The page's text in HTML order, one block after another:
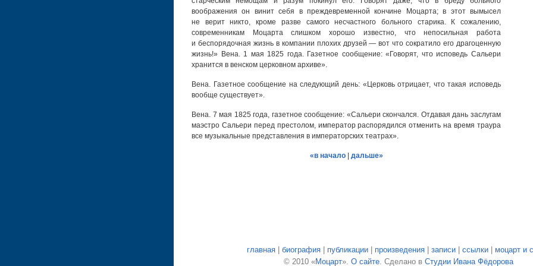
воображения он винит себя в преждевременной кончине Моцарта; в этот вымысел
не верит никто, кроме разве самого несчастного больного старика. К сожалению,
современникам Моцарта слишком хорошо известно, что непосильная работа
и беспорядочная жизнь в компании плохих друзей — вот что сократило его драгоценную
жизнь!» Вена. 1 мая 1825 года. Газетное сообщение: «Говорят, что исповедь Сальери
хранится в венском церковном архиве».
Вена. Газетное сообщение на следующий день: «Церковь отрицает, что такая исповедь
вообще существует».
Вена. 7 мая 1825 года, газетное сообщение: «Сальери скончался. Отдавая дань заслугам
маэстро Сальери перед престолом, император распорядился отменить на время траура
все музыкальные представления в императорских театрах».
«в начало| дальше»
главная| биография| публикации| произведения| записи| ссылки| моцарт и
© 2010 «Моцарт». О сайте. Сделано в Студии Ивана Фёдорова